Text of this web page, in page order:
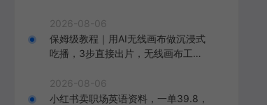
2026-08-06
保姆级教程｜用AI无线画布做沉浸式
吃播，3步直接出片，无线画布工作
2026-08-06
小红书卖职场英语资料，一单39.8，